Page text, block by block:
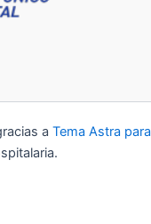
a Tema Astra para